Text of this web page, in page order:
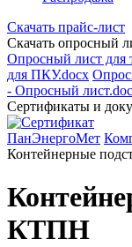
Скачать прайс-лист
Скачать опросный
Опросный лист для
для ПКУ.docx
- Опросный
Сертификаты и
ПанЭнергоМет
Контейнерные
КТПН